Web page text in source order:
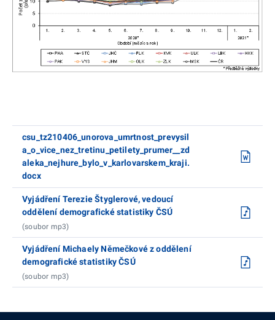
csu_tz210406_unorova_umrtnost_prevysil
a_o_vice_nez_tretinu_petilety_prumer__zd
aleka_nejhure_bylo_v_karlovarskem_kraji.
docx
Vyjádření Terezie Štyglerové, vedoucí
oddělení demografické statistiky ČSÚ
(soubor mp3)
Vyjádření Michaely Němečkové z oddělení
demografické statistiky ČSÚ
(soubor mp3)